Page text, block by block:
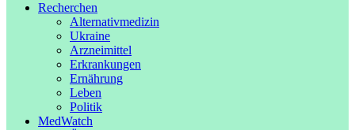
Recherchen
Alternativmedizin
Ukraine
Arzneimittel
Erkrankungen
Ernährung
Leben
Politik
MedWatch